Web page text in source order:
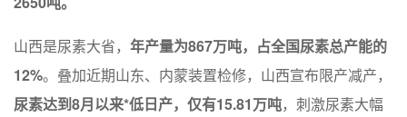
山西是尿素大省， 年产量为867万吨，占全国尿素总产能的
12%。叠加近期山东、内蒙装置检修，山西宣布限产减产，
尿素达到8月以来*低日产，仅有15.81万吨，刺激尿素大幅